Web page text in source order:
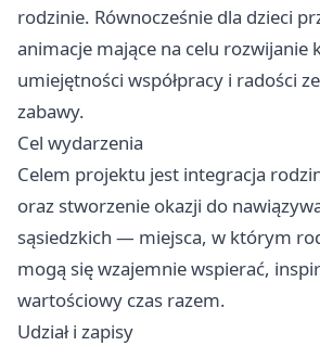
rodzinie. Równocześnie dla dzieci
animacje mające na celu rozwijanie
umiejętności współpracy i radości
zabawy.
Cel wydarzenia
Celem projektu jest integracja
oraz stworzenie okazji do
sąsiedzkich — miejsca, w którym
mogą się wzajemnie wspierać,
wartościowy czas razem.
Udział i zapisy